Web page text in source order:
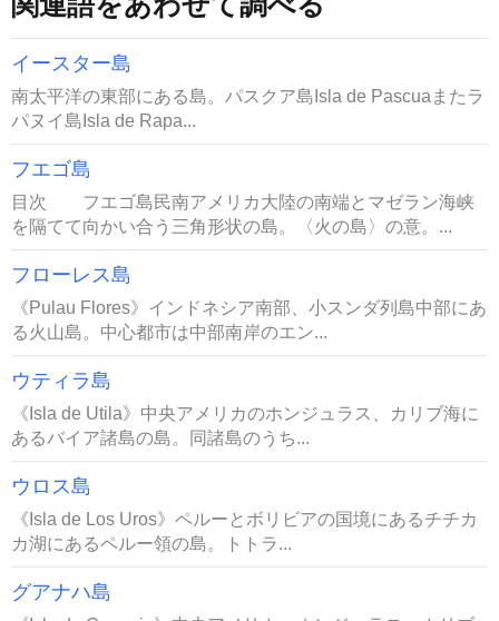
イースター島
南太平洋の東部にある島。パスクア島Isla de Pascuaまたラ
パヌイ島Isla de Rapa...
フエゴ島
目次 フエゴ島民南アメリカ大陸の南端とマゼラン海峡
を隔てて向かい合う三角形状の島。〈火の島〉の意。...
フローレス島
《Pulau Flores》インドネシア南部、小スンダ列島中部にあ
る火山島。中心都市は中部南岸のエン...
ウティラ島
《Isla de Utila》中央アメリカのホンジュラス、カリブ海に
あるバイア諸島の島。同諸島のうち...
ウロス島
《Isla de Los Uros》ペルーとボリビアの国境にあるチチカ
カ湖にあるペルー領の島。トトラ...
グアナハ島